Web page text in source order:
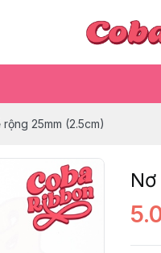
25mm (2.5cm)